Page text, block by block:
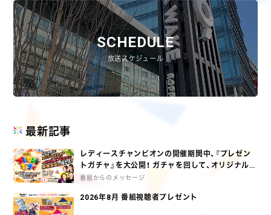
SCHEDULE
放送スケジュール
最新記事
レディースチャンピオンの開催期間中、『プレゼン
トガチャ』を大公開！ ガチャを回して、オリジナルグ
ッズとオリジナルフォトをGETしよう♪
番組からのメッセージ
2026年8月 番組視聴者プレゼント